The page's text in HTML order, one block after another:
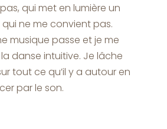
qui met en lumière un
ne me convient pas.
musique passe et je me
danse intuitive. Je lâche
tout ce qu’il y a autour en
par le son.